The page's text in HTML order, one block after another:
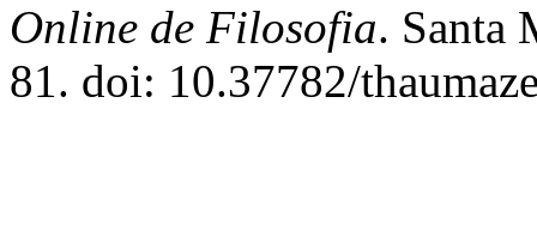
Online de Filosofia. Santa
81. doi: 10.37782/